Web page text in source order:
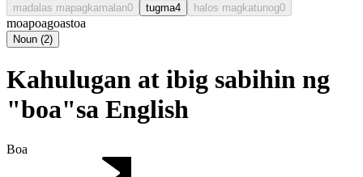
madalas mapagkamalan0 tugma4 halos magkatunog0
moapoagoastoa
Noun (2)
Kahulugan at ibig sabihin ng
"boa"sa English
Boa